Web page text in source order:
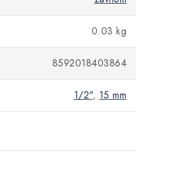
0.03 kg
8592018403864
1/2", 15 mm